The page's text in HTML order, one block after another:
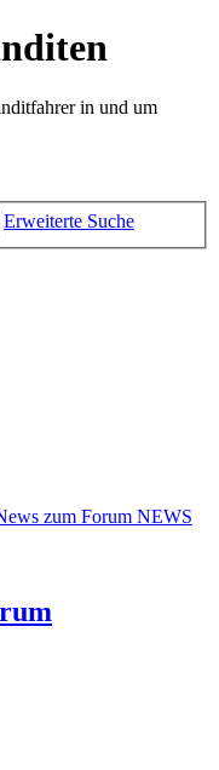
in und um
Erweiterte Suche
zum Forum NEWS